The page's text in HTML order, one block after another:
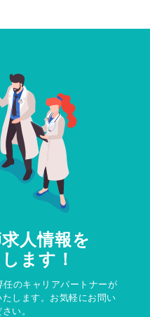
人情報を
ます！
のキャリアパートナーが
します。お気軽にお問い
い。